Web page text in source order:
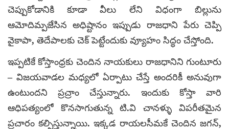
చెప్పుకోడానికి కూడా వీలు లేని విధంగా బిల్లును
ఆమోదిమ్పజేసిన అధిష్టానం ఇప్పుడు రాజధాని పేరు చెప్పి
వైకాపా, తెదేపాలకు చెక్ పెట్టేందుకు వ్యూహం సిద్ధం చేస్తోంది.
ఇప్పటికే కోస్తాంధ్రకు చెందిన నాయకులు రాజధానిని గుంటూరు
– విజయవాడల మధ్యలో ఏర్పాటు చేస్తే అందరికీ అనువుగా
ఉంటుందని ప్రచ్రాం చేస్తున్నారు. ఇందుకు కోస్తా వారి
ఆధిపత్యంలో కొనసాగుతున్న టి.వి చానళ్ళు విపరీతమైన
ప్రచారం కల్పిస్తున్నాయి. ఇక్కడ రాయలసీమకే చెందిన జగన్,